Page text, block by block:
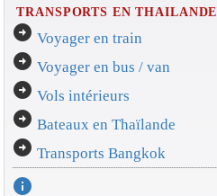
TRANSPORTS EN THAILANDE
arrow_circle_right Voyager en train
arrow_circle_right Voyager en bus / van
arrow_circle_right Vols intérieurs
arrow_circle_right Bateaux en Thaïlande
arrow_circle_right Transports Bangkok
info